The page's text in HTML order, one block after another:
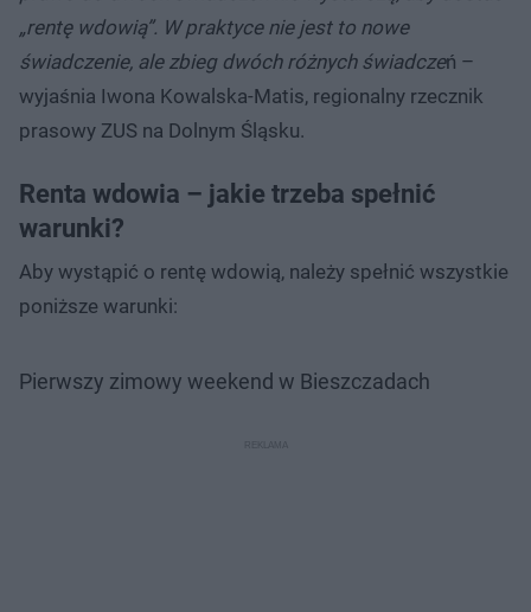
„rentę wdowią”. W praktyce nie jest to nowe
świadczenie, ale zbieg dwóch różnych świadczeń –
wyjaśnia Iwona Kowalska-Matis, regionalny rzecznik
prasowy ZUS na Dolnym Śląsku.
Renta wdowia – jakie trzeba spełnić
warunki?
Aby wystąpić o rentę wdowią, należy spełnić wszystkie
poniższe warunki:
Pierwszy zimowy weekend w Bieszczadach